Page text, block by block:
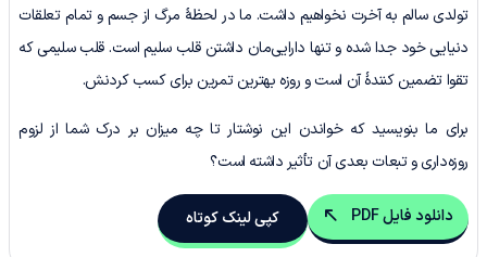
تولدی سالم به آخرت نخواهیم داشت. ما در لحظۀ مرگ از جسم و تمام تعلقات
دنیایی خود جدا شده و تنها دارایی‌مان داشتن قلب سلیم است. قلب سلیمی که
تقوا تضمین کنندۀ آن است و روزه بهترین تمرین برای کسب کردنش.
برای ما بنویسید که خواندن این نوشتار تا چه میزان بر درک شما از لزوم
روزه‌داری و تبعات بعدی آن تأثیر داشته است؟
دانلود فایل PDF کپی لینک کوتاه